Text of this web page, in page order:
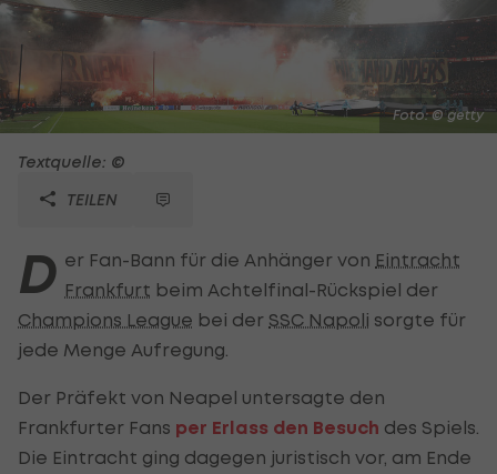
Foto: © getty
Textquelle: ©
TEILEN
D er Fan-Bann für die Anhänger von Eintracht
Frankfurt beim Achtelfinal-Rückspiel der
Champions League bei der SSC Napoli sorgte für
jede Menge Aufregung.
Der Präfekt von Neapel untersagte den
Frankfurter Fans per Erlass den Besuch des Spiels.
Die Eintracht ging dagegen juristisch vor, am Ende